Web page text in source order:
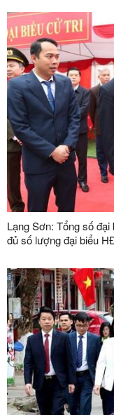
Lạng Sơn: Tổng số
đủ số lượng đại biểu